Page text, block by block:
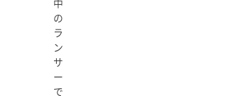
の
ラ
ン
サ
ー
で